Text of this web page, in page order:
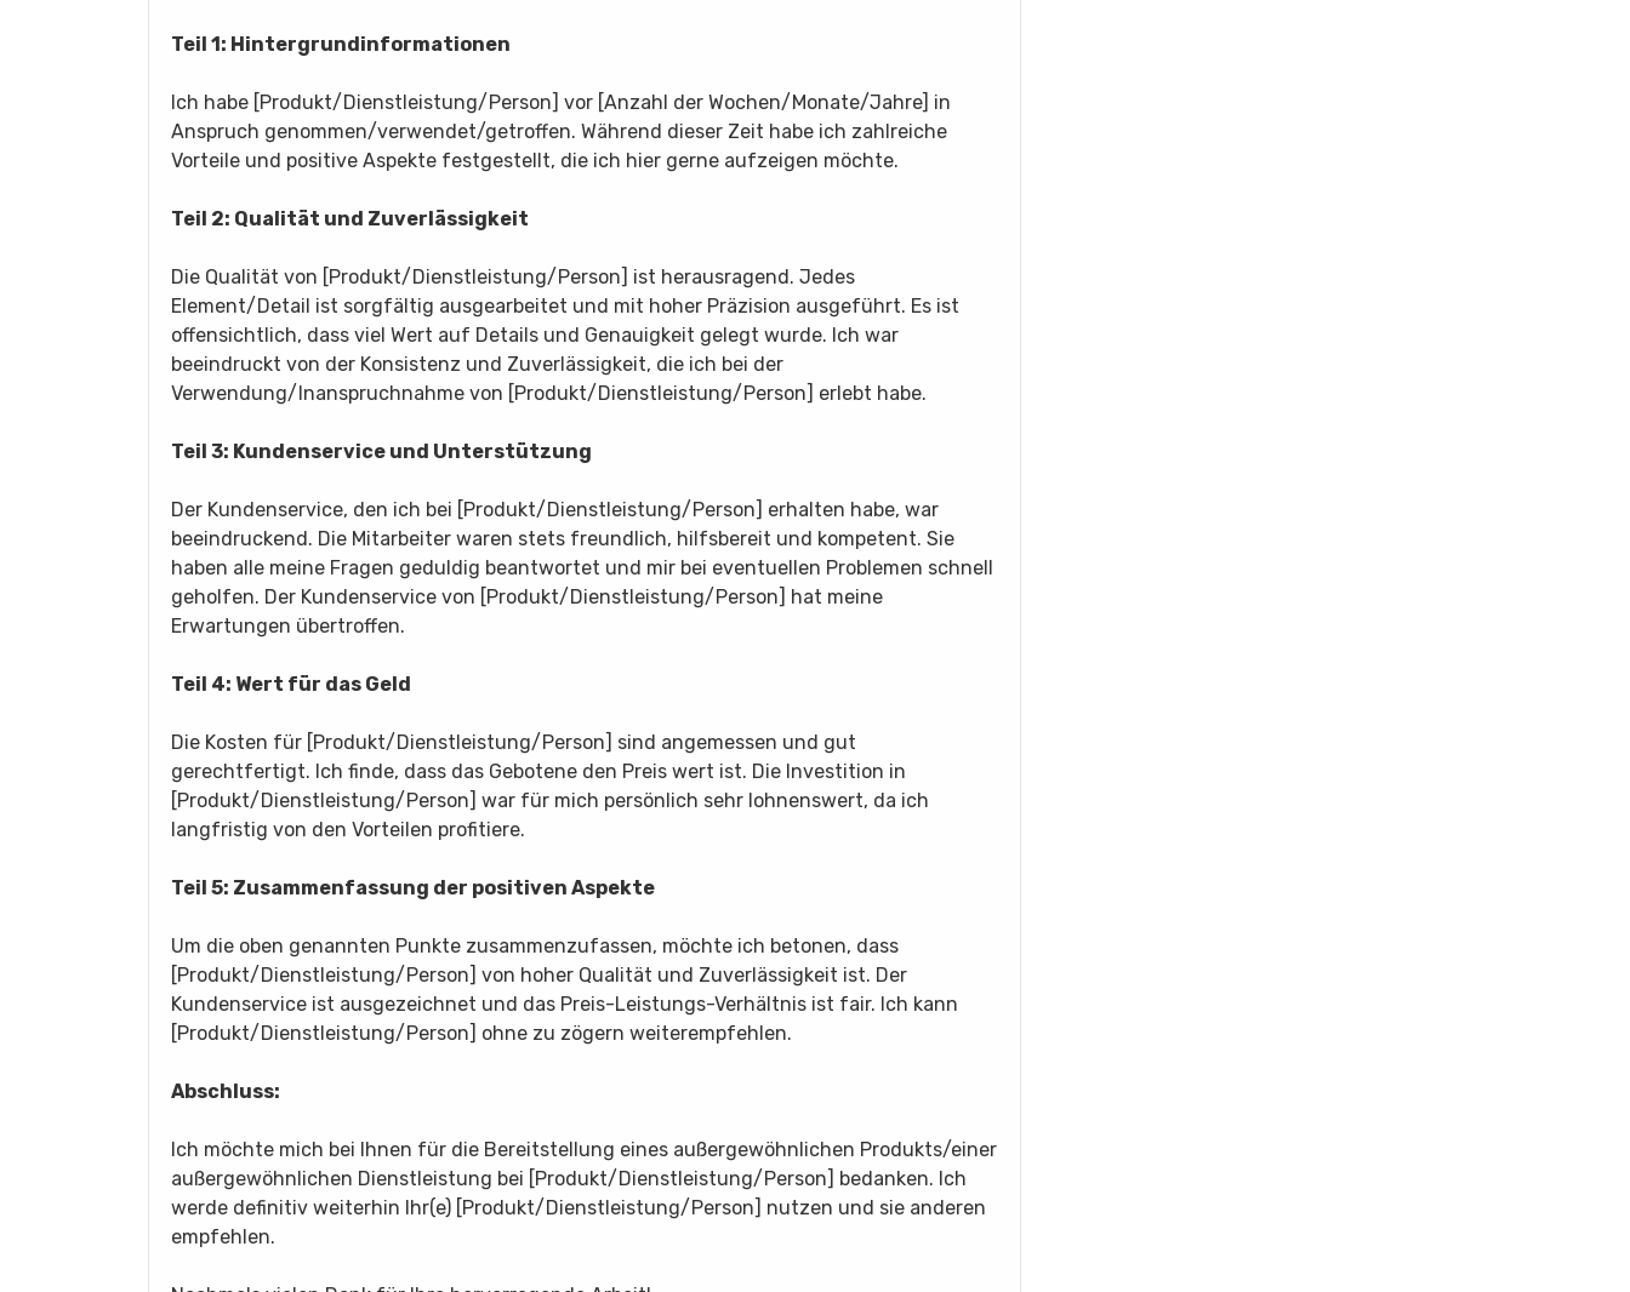
Teil 1: Hintergrundinformationen
Ich habe [Produkt/Dienstleistung/Person] vor [Anzahl der Wochen/Monate/Jahre] in
Anspruch genommen/verwendet/getroffen. Während dieser Zeit habe ich zahlreiche
Vorteile und positive Aspekte festgestellt, die ich hier gerne aufzeigen möchte.
Teil 2: Qualität und Zuverlässigkeit
Die Qualität von [Produkt/Dienstleistung/Person] ist herausragend. Jedes
Element/Detail ist sorgfältig ausgearbeitet und mit hoher Präzision ausgeführt. Es ist
offensichtlich, dass viel Wert auf Details und Genauigkeit gelegt wurde. Ich war
beeindruckt von der Konsistenz und Zuverlässigkeit, die ich bei der
Verwendung/Inanspruchnahme von [Produkt/Dienstleistung/Person] erlebt habe.
Teil 3: Kundenservice und Unterstützung
Der Kundenservice, den ich bei [Produkt/Dienstleistung/Person] erhalten habe, war
beeindruckend. Die Mitarbeiter waren stets freundlich, hilfsbereit und kompetent. Sie
haben alle meine Fragen geduldig beantwortet und mir bei eventuellen Problemen schnell
geholfen. Der Kundenservice von [Produkt/Dienstleistung/Person] hat meine
Erwartungen übertroffen.
Teil 4: Wert für das Geld
Die Kosten für [Produkt/Dienstleistung/Person] sind angemessen und gut
gerechtfertigt. Ich finde, dass das Gebotene den Preis wert ist. Die Investition in
[Produkt/Dienstleistung/Person] war für mich persönlich sehr lohnenswert, da ich
langfristig von den Vorteilen profitiere.
Teil 5: Zusammenfassung der positiven Aspekte
Um die oben genannten Punkte zusammenzufassen, möchte ich betonen, dass
[Produkt/Dienstleistung/Person] von hoher Qualität und Zuverlässigkeit ist. Der
Kundenservice ist ausgezeichnet und das Preis-Leistungs-Verhältnis ist fair. Ich kann
[Produkt/Dienstleistung/Person] ohne zu zögern weiterempfehlen.
Abschluss:
Ich möchte mich bei Ihnen für die Bereitstellung eines außergewöhnlichen Produkts/einer
außergewöhnlichen Dienstleistung bei [Produkt/Dienstleistung/Person] bedanken. Ich
werde definitiv weiterhin Ihr(e) [Produkt/Dienstleistung/Person] nutzen und sie anderen
empfehlen.